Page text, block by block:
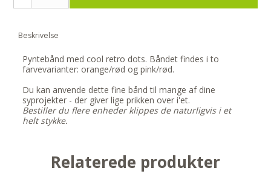
Beskrivelse
Pyntebånd med cool retro dots. Båndet findes i to
farvevarianter: orange/rød og pink/rød.
Du kan anvende dette fine bånd til mange af dine
syprojekter - der giver lige prikken over i'et.
Bestiller du flere enheder klippes de naturligvis i et
helt stykke.
Relaterede produkter